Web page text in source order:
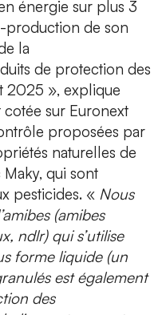
énergie sur plus 3
production de son
la
de protection des
2025 », explique
cotée sur Euronext
proposées par
naturelles de
Maky, qui sont
pesticides. « Nous
(amibes
ndlr) qui s’utilise
forme liquide (un
est également
des